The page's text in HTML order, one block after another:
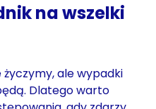
na wszelki
życzymy, ale wypadki
Dlatego warto